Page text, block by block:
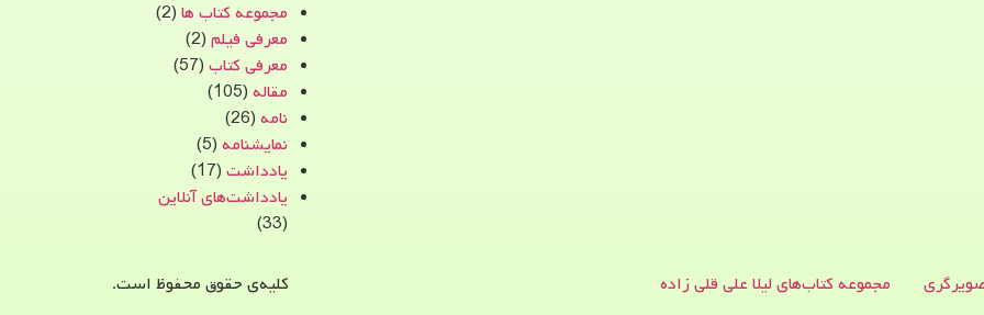
مجموعه کتاب ها(2)
معرفی فیلم(2)
معرفی کتاب(57)
مقاله(105)
نامه(26)
نمایشنامه(5)
یادداشت(17)
یادداشت‌های آنلاین
(33)
مجموعه کتاب‌های لیلا علی قلی زاده کلیه‌ی حقوق محفوظ است.